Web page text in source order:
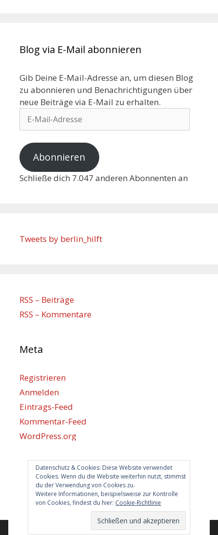
Blog via E-Mail abonnieren
Gib Deine E-Mail-Adresse an, um diesen Blog
zu abonnieren und Benachrichtigungen über
neue Beiträge via E-Mail zu erhalten.
Abonnieren
Schließe dich 7.047 anderen Abonnenten an
Datenschutz & Cookies: Diese Website verwendet
Cookies. Wenn du die Website weiterhin nutzt, stimmst
du der Verwendung von Cookies zu.
Weitere Informationen, beispielsweise zur Kontrolle
von Cookies, findest du hier: Cookie-Richtlinie
Tweets by berlin_hilft
RSS – Beiträge
RSS – Kommentare
Meta
Registrieren
Anmelden
Eintrags-Feed
Kommentar-Feed
WordPress.org
Berlin hilft
info@berlin-hilft.com